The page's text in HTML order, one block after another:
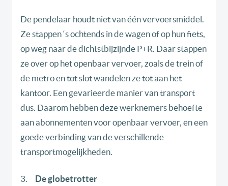
De pendelaar houdt niet van één vervoersmiddel.
Ze stappen ‘s ochtends in de wagen of op hun fiets,
op weg naar de dichtstbijzijnde P+R. Daar stappen
ze over op het openbaar vervoer, zoals de trein of
de metro en tot slot wandelen ze tot aan het
kantoor. Een gevarieerde manier van transport
dus. Daarom hebben deze werknemers behoefte
aan abonnementen voor openbaar vervoer, en een
goede verbinding van de verschillende
transportmogelijkheden.
3. De globetrotter